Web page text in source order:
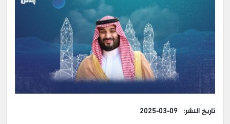
تاريخ النشر: 2025-03-09